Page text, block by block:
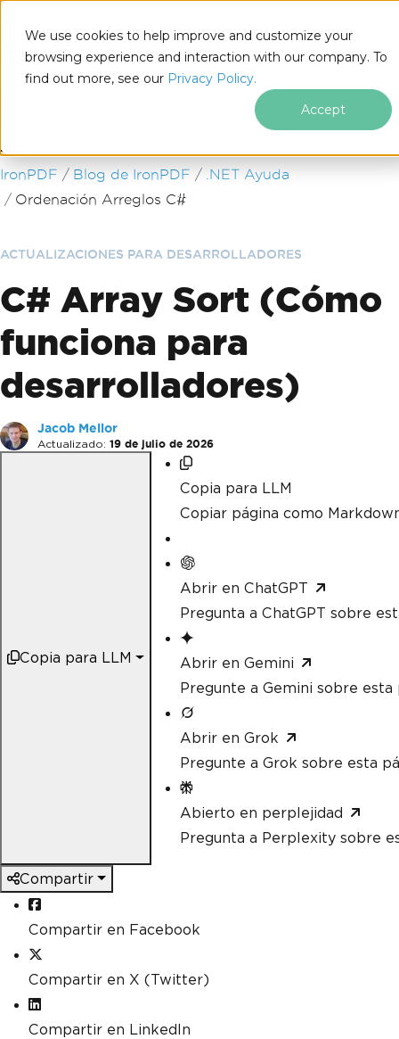
We use cookies to help improve and customize your
browsing experience and interaction with our company. To
find out more, see our Privacy Policy.
Accept
Saltar al pie de página
IronPDF Blog de IronPDF
.NET Ayuda
Ordenación Arreglos C#
ACTUALIZACIONES PARA DESARROLLADORES
C# Array Sort (Cómo
funciona para
desarrolladores)
Jacob Mellor
Actualizado: 19 de julio de 2026
Copia para LLM
Copia para LLM
Copiar página como
Abrir en ChatGPT
Pregunta a ChatGPT sobre
Abrir en Gemini
Pregunte a Gemini sobre esta
Abrir en Grok
Pregunte a Grok sobre esta
Abierto en perplejidad
Pregunta a Perplexity sobre
Compartir
Compartir en Facebook
Compartir en X (Twitter)
Compartir en LinkedIn